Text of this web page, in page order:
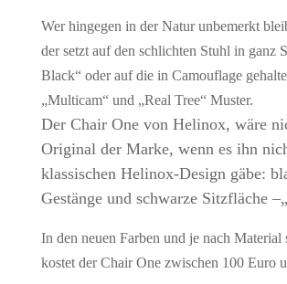
Wer hingegen in der Natur unbemerkt
der setzt auf den schlichten Stuhl in ganz
Black“ oder auf die in Camouflage
„Multicam“ und „Real Tree“ Muster.
Der Chair One von Helinox, wäre
Original der Marke, wenn es ihn
klassischen Helinox-Design gäbe:
Gestänge und schwarze Sitzfläche
In den neuen Farben und je nach Material
kostet der Chair One zwischen 100 Euro